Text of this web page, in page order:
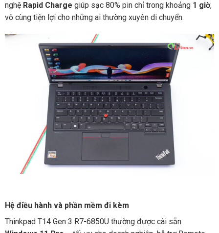
nghệ Rapid Charge giúp sạc 80% pin chỉ trong khoảng 1 giờ,
vô cùng tiện lợi cho những ai thường xuyên di chuyển.
Hệ điều hành và phần mềm đi kèm
Thinkpad T14 Gen 3 R7-6850U thường được cài sẵn